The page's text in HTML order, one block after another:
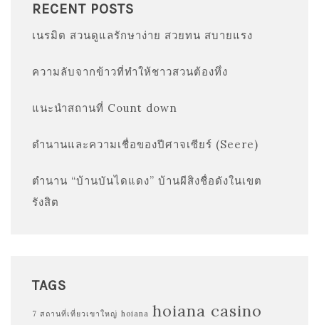
RECENT POSTS
เนรมิต สวนดูแลรักษาง่าย สวยทน สบายแรง
ความลับจากข้าวที่ทำให้ชาวสวนต้องทึ่ง
แนะนำสถานที่ Count down
ตำนานและความเชื่อของปีศาจเซียร์ (Seere)
ตำนาน “บ้านบันไดแดง” บ้านผีสิงชื่อดังในเขต
รังสิต
TAGS
7 สถานที่เที่ยวเขาใหญ่ hoiana hoiana casino